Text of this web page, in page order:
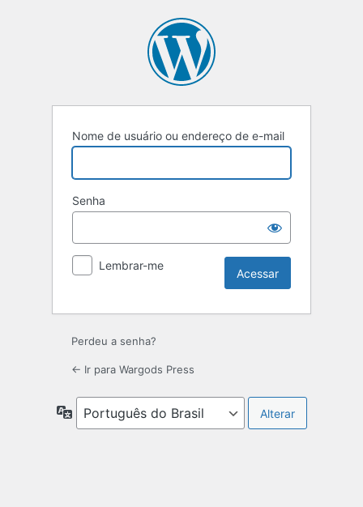
Nome de usuário ou endereço de e-mail
Senha
Lembrar-me
Perdeu a senha?
← Ir para Wargods Press
Idioma